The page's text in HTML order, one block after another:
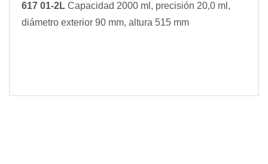
617 01-2L Capacidad 2000 ml, precisión 20,0 ml,
diámetro exterior 90 mm, altura 515 mm